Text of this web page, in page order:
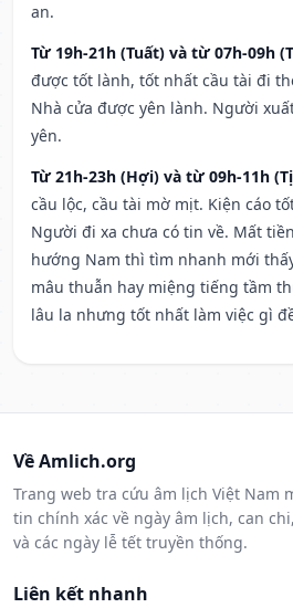
an.
Từ 19h-21h (Tuất) và từ 07h-09h
được tốt lành, tốt nhất cầu tài đi
Nhà cửa được yên lành. Người
yên.
Từ 21h-23h (Hợi) và từ 09h-11h
cầu lộc, cầu tài mờ mịt. Kiện cáo
Người đi xa chưa có tin về. Mất
hướng Nam thì tìm nhanh mới
mâu thuẫn hay miệng tiếng tầm
lâu la nhưng tốt nhất làm việc gì
Về Amlich.org
Trang web tra cứu âm lịch Việt Nam
tin chính xác về ngày âm lịch, can
và các ngày lễ tết truyền thống.
Liên kết nhanh